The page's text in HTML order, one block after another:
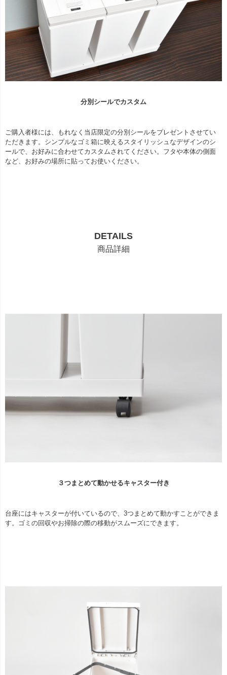
分別シールでカスタム
ご購入者様には、もれなく当店限定の分別シールをプレゼントさせてい
ただきます。シンプルなゴミ箱に映えるスタイリッシュなデザインのシ
ールで、お好みに合わせてカスタムされてください。フタや本体の側面
など、お好みの場所に貼ってお使いください。
DETAILS
商品詳細
３つまとめて動かせるキャスター付き
台座にはキャスターが付いているので、3つまとめて動かすことができま
す。ゴミの回収やお掃除の際の移動がスムーズにできます。